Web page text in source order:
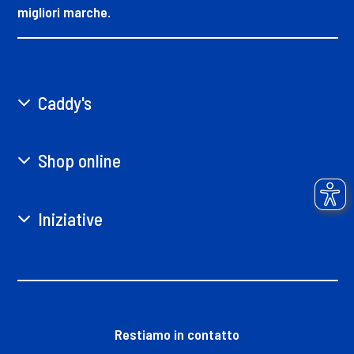
migliori marche.
Caddy's
Shop online
Iniziative
Restiamo in contatto